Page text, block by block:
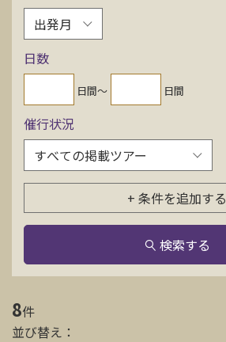
会社情報
お問い合わ
資料請求
電話にてお問
日数
日間〜 日間
催行状況
+ 条件を追加する
検索する
8件
並び替え：